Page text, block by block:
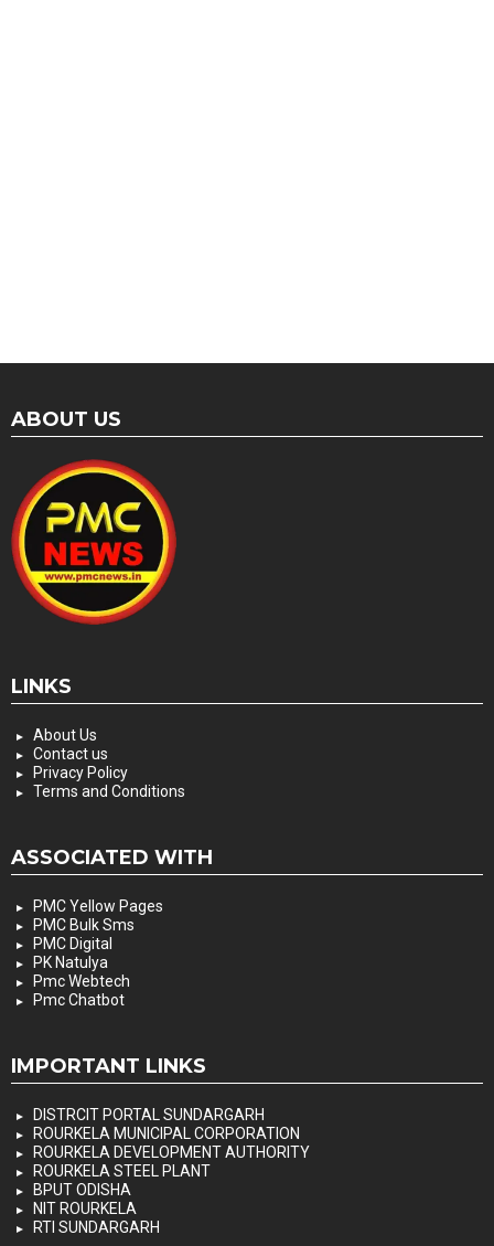
ABOUT US
LINKS
About Us
Contact us
Privacy Policy
Terms and Conditions
ASSOCIATED WITH
PMC Yellow Pages
PMC Bulk Sms
PMC Digital
PK Natulya
Pmc Webtech
Pmc Chatbot
IMPORTANT LINKS
DISTRCIT PORTAL SUNDARGARH
ROURKELA MUNICIPAL CORPORATION
ROURKELA DEVELOPMENT AUTHORITY
ROURKELA STEEL PLANT
BPUT ODISHA
NIT ROURKELA
RTI SUNDARGARH